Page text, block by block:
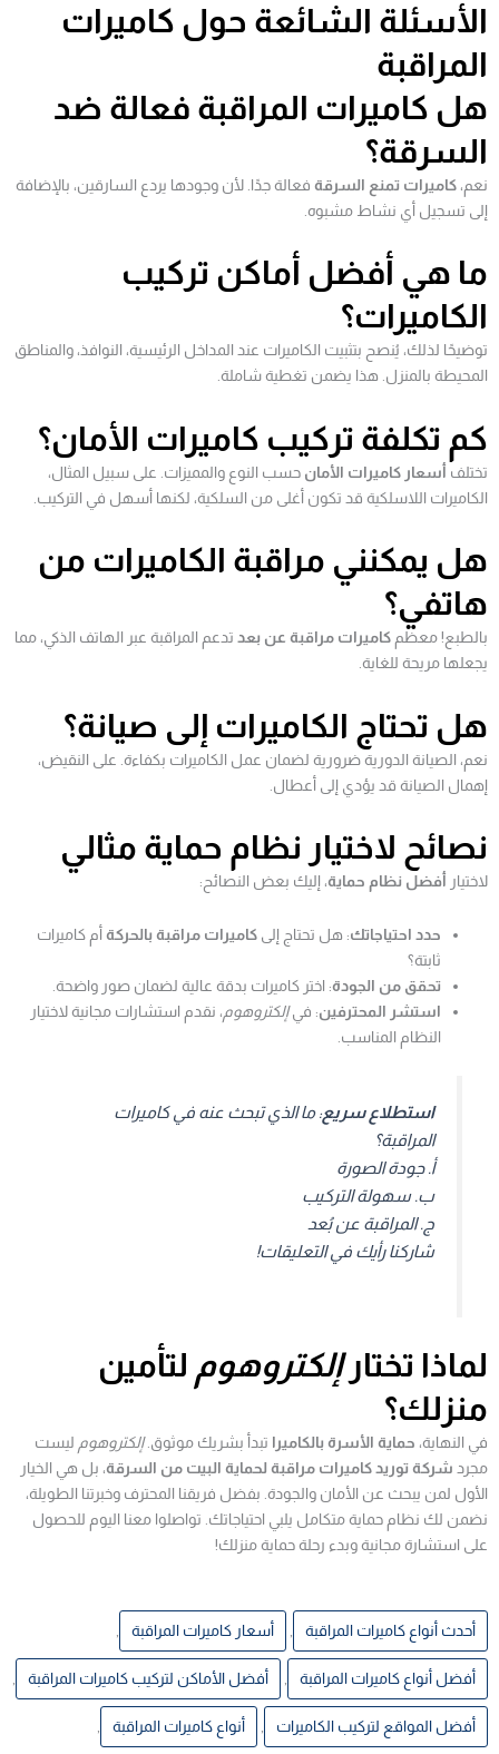
الأسئلة الشائعة حول كاميرات
المراقبة
هل كاميرات المراقبة فعالة ضد
السرقة؟
نعم، كاميرات تمنع السرقة فعالة جدًا. لأن وجودها يردع السارقين، بالإضافة
إلى تسجيل أي نشاط مشبوه.
ما هي أفضل أماكن تركيب
الكاميرات؟
توضيحًا لذلك، يُنصح بتثبيت الكاميرات عند المداخل الرئيسية، النوافذ، والمناطق
المحيطة بالمنزل. هذا يضمن تغطية شاملة.
كم تكلفة تركيب كاميرات الأمان؟
تختلف أسعار كاميرات الأمان حسب النوع والمميزات. على سبيل المثال،
الكاميرات اللاسلكية قد تكون أغلى من السلكية، لكنها أسهل في التركيب.
هل يمكنني مراقبة الكاميرات من
هاتفي؟
بالطبع! معظم كاميرات مراقبة عن بعد تدعم المراقبة عبر الهاتف الذكي، مما
يجعلها مريحة للغاية.
هل تحتاج الكاميرات إلى صيانة؟
نعم، الصيانة الدورية ضرورية لضمان عمل الكاميرات بكفاءة. على النقيض،
إهمال الصيانة قد يؤدي إلى أعطال.
نصائح لاختيار نظام حماية مثالي
لاختيار أفضل نظام حماية، إليك بعض النصائح:
حدد احتياجاتك: هل تحتاج إلى كاميرات مراقبة بالحركةأم كاميرات
ثابتة؟
تحقق من الجودة: اختر كاميرات بدقة عالية لضمان صور واضحة.
استشر المحترفين: فيإلكتروهوم، نقدم استشارات مجانية لاختيار
النظام المناسب.
استطلاع سريع: ما الذي تبحث عنه في كاميرات
المراقبة؟
أ. جودة الصورة
ب. سهولة التركيب
ج. المراقبة عن بُعد
شاركنا رأيك في التعليقات!
لماذا تختارإلكتروهوم لتأمين
منزلك؟
في النهاية، حماية الأسرة بالكاميرا تبدأ بشريك موثوق.إلكتروهوم ليست
مجرد شركة توريد كاميرات مراقبة لحماية البيت من السرقة، بل هي الخيار
الأول لمن يبحث عن الأمان والجودة. بفضل فريقنا المحترف وخبرتنا الطويلة،
نضمن لك نظام حماية متكامل يلبي احتياجاتك. تواصلوا معنا اليوم للحصول
على استشارة مجانية وبدء رحلة حماية منزلك!
أحدث أنواع كاميرات المراقبة , أسعار كاميرات المراقبة ,
أفضل أنواع كاميرات المراقبة , أفضل الأماكن لتركيب كاميرات المراقبة ,
أفضل المواقع لتركيب الكاميرات , أنواع كاميرات المراقبة ,